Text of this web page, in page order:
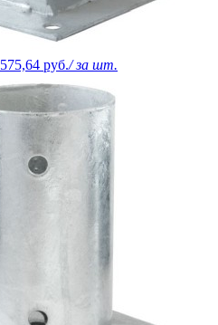
575,64 руб./ за шт.